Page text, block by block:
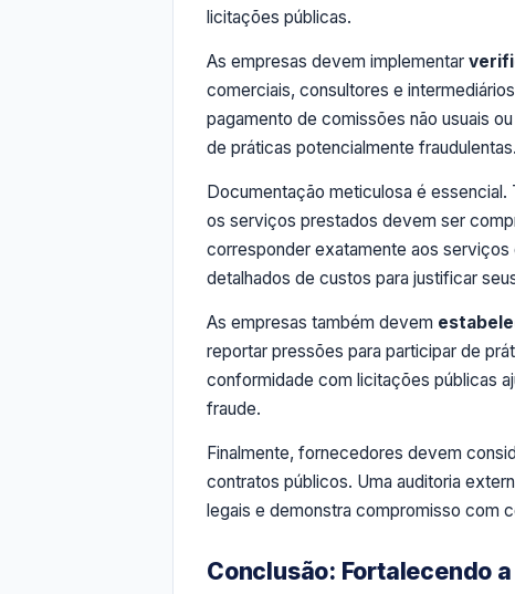
licitações públicas.
As empresas devem implementar
comerciais, consultores e
pagamento de comissões não usuais
de práticas potencialmente fraudulentas.
Documentação meticulosa é
os serviços prestados devem ser
corresponder exatamente aos
detalhados de custos para justificar
As empresas também devem
reportar pressões para participar de
conformidade com licitações públicas
fraude.
Finalmente, fornecedores devem
contratos públicos. Uma auditoria
legais e demonstra compromisso com
Conclusão: Fortalecendo